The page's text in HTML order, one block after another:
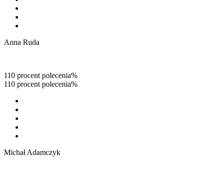
Anna Ruda
110 procent polecenia%
110 procent polecenia%
Michał Adamczyk